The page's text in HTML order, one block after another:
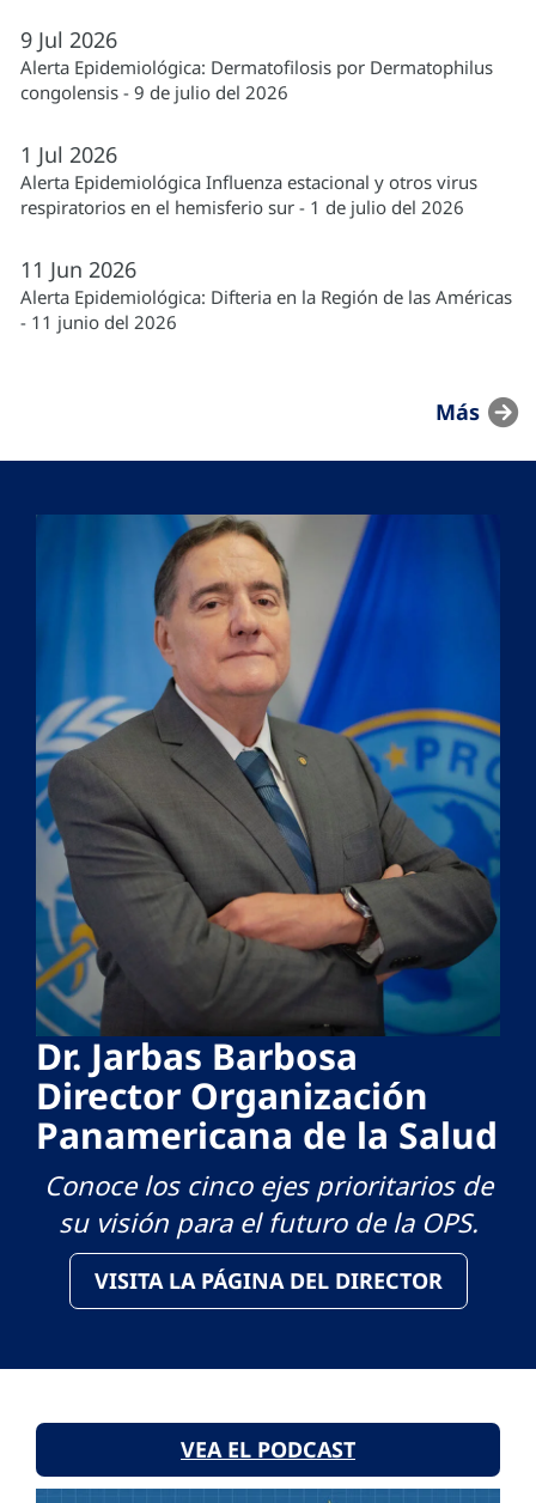
9 Jul 2026
Alerta Epidemiológica: Dermatofilosis por Dermatophilus
congolensis - 9 de julio del 2026
1 Jul 2026
Alerta Epidemiológica Influenza estacional y otros virus
respiratorios en el hemisferio sur - 1 de julio del 2026
11 Jun 2026
Alerta Epidemiológica: Difteria en la Región de las Américas
- 11 junio del 2026
Más
Dr. Jarbas Barbosa
Director Organización
Panamericana de la Salud
Conoce los cinco ejes prioritarios de
su visión para el futuro de la OPS.
VISITA LA PÁGINA DEL DIRECTOR
VEA EL PODCAST